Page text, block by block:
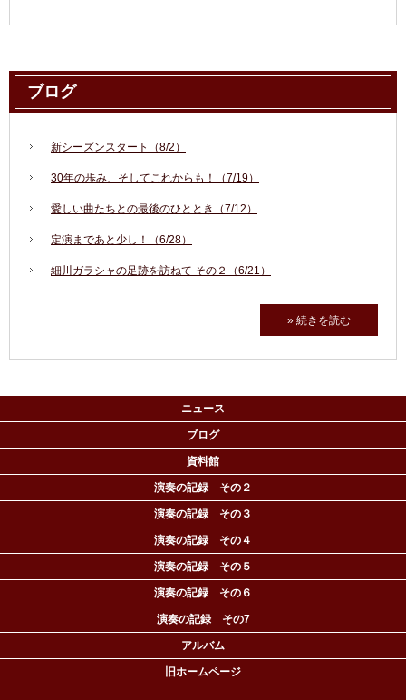
ブログ
新シーズンスタート（8/2）
30年の歩み、そしてこれからも！（7/19）
愛しい曲たちとの最後のひととき（7/12）
定演まであと少し！（6/28）
細川ガラシャの足跡を訪ねて その２（6/21）
» 続きを読む
ニュース
ブログ
資料館
演奏の記録 その２
演奏の記録 その３
演奏の記録 その４
演奏の記録 その５
演奏の記録 その６
演奏の記録 その7
アルバム
旧ホームページ